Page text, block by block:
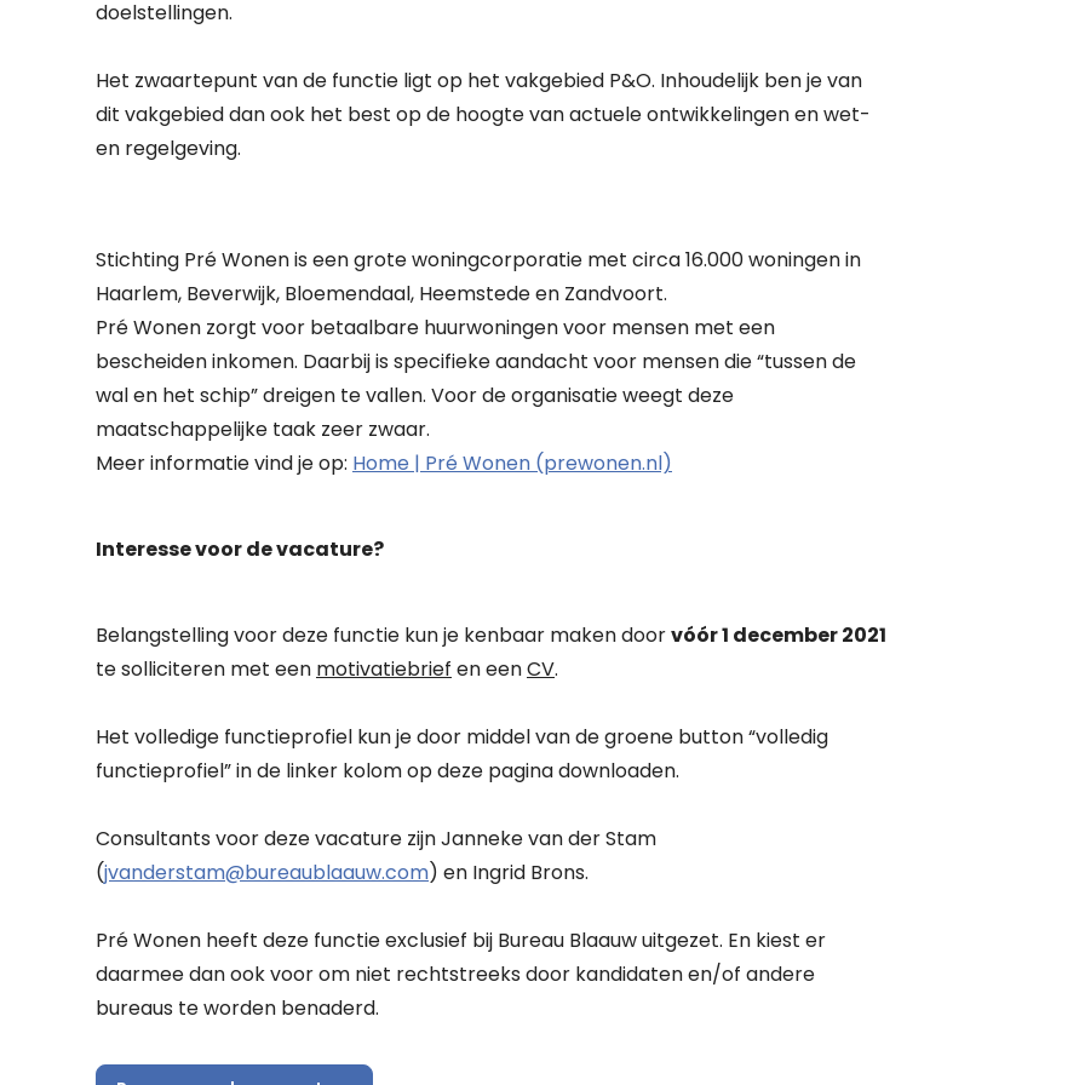
doelstellingen.
Het zwaartepunt van de functie ligt op het vakgebied P&O. Inhoudelijk ben je van
dit vakgebied dan ook het best op de hoogte van actuele ontwikkelingen en wet-
en regelgeving.
Stichting Pré Wonen is een grote woningcorporatie met circa 16.000 woningen in
Haarlem, Beverwijk, Bloemendaal, Heemstede en Zandvoort.
Pré Wonen zorgt voor betaalbare huurwoningen voor mensen met een
bescheiden inkomen. Daarbij is specifieke aandacht voor mensen die “tussen de
wal en het schip” dreigen te vallen. Voor de organisatie weegt deze
maatschappelijke taak zeer zwaar.
Meer informatie vind je op: Home | Pré Wonen (prewonen.nl)
Interesse voor de vacature?
Belangstelling voor deze functie kun je kenbaar maken doorvóór 1 december 2021
te solliciteren met een motivatiebrief en eenCV.
Het volledige functieprofiel kun je door middel van de groene button “volledig
functieprofiel” in de linker kolom op deze pagina downloaden.
Consultants voor deze vacature zijn Janneke van der Stam
(jvanderstam@bureaublaauw.com) en Ingrid Brons.
Pré Wonen heeft deze functie exclusief bij Bureau Blaauw uitgezet. En kiest er
daarmee dan ook voor om niet rechtstreeks door kandidaten en/of andere
bureaus te worden benaderd.